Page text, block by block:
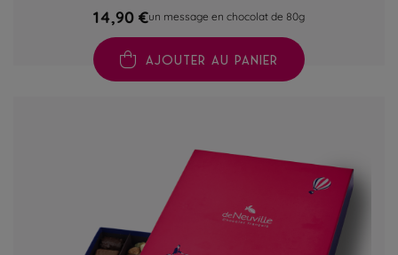
14,90 €un message en chocolat de 80g
AJOUTER AU PANIER